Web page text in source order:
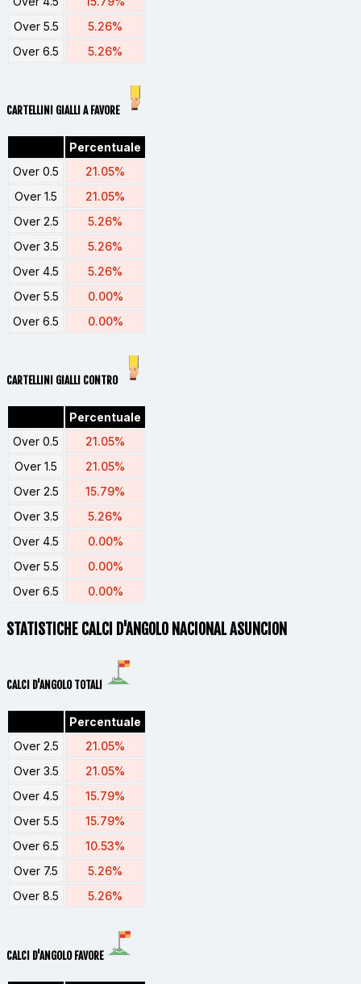
Over 5.5
5.26%
Over 6.5
5.26%
CARTELLINI GIALLI A FAVORE
Percentuale
Over 0.5
21.05%
Over 1.5
21.05%
Over 2.5
5.26%
Over 3.5
5.26%
Over 4.5
5.26%
Over 5.5
0.00%
Over 6.5
0.00%
CARTELLINI GIALLI CONTRO
Percentuale
Over 0.5
21.05%
Over 1.5
21.05%
Over 2.5
15.79%
Over 3.5
5.26%
Over 4.5
0.00%
Over 5.5
0.00%
Over 6.5
0.00%
STATISTICHE CALCI D'ANGOLO NACIONAL ASUNCION
CALCI D'ANGOLO TOTALI
Percentuale
Over 2.5
21.05%
Over 3.5
21.05%
Over 4.5
15.79%
Over 5.5
15.79%
Over 6.5
10.53%
Over 7.5
5.26%
Over 8.5
5.26%
CALCI D'ANGOLO FAVORE